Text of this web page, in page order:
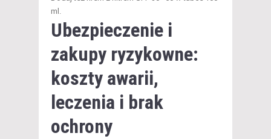
ml.
Ubezpieczenie i
zakupy ryzykowne:
koszty awarii,
leczenia i brak
ochrony